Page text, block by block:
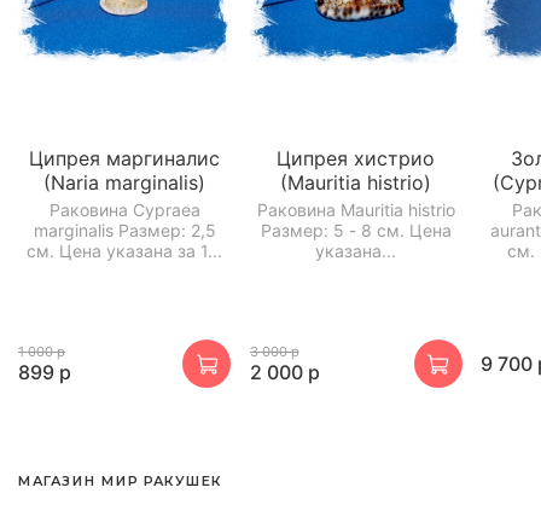
Ципрея маргиналис
(Naria marginalis)
Раковина Cypraea
marginalis Размер: 2,5
см. Цена указана за 1...
1 000 р
899 р
Ципрея хистрио
(Mauritia histrio)
Раковина Mauritia histrio
Размер: 5 - 8 см. Цена
указана...
3 000 р
2 000 р
см.
9 700
МАГАЗИН МИР РАКУШЕК